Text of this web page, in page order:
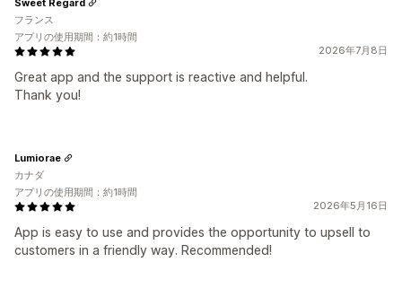
2026年7月8日
Great app and the support is reactive and helpful.
Thank you!
Sweet Regard
フランス
アプリの使用期間：約1時間
2026年5月16日
App is easy to use and provides the opportunity to upsell to
customers in a friendly way. Recommended!
Lumiorae
カナダ
アプリの使用期間：約1時間